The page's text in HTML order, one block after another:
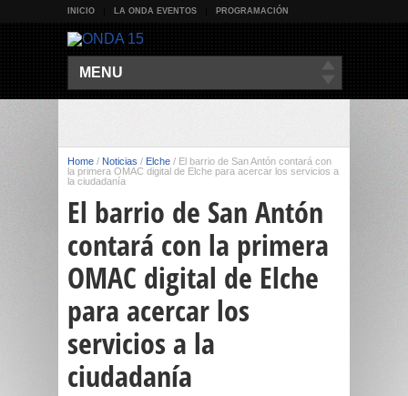
INICIO LA ONDA EVENTOS PROGRAMACIÓN
MENU
Home / Noticias / Elche / El barrio de San Antón contará con
la primera OMAC digital de Elche para acercar los servicios a
la ciudadanía
El barrio de San Antón
contará con la primera
OMAC digital de Elche
para acercar los
servicios a la
ciudadanía